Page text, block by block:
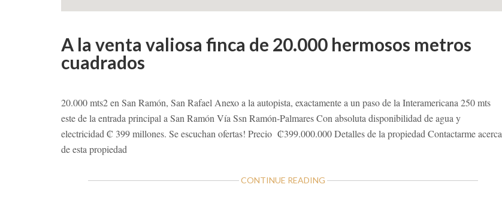
A la venta valiosa finca de 20.000 hermosos metros
cuadrados
20.000 mts2 en San Ramón, San Rafael Anexo a la autopista, exactamente a un paso de la Interamericana 250 mts
este de la entrada principal a San Ramón Vía Ssn Ramón-Palmares Con absoluta disponibilidad de agua y
electricidad ₡ 399 millones. Se escuchan ofertas! Precio ₡399.000.000 Detalles de la propiedad Contactarme acerca
de esta propiedad
CONTINUE READING ABOUT